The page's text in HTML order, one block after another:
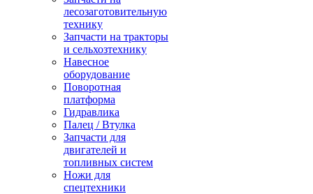
лесозаготовительную
технику
Запчасти на тракторы
и сельхозтехнику
Навесное
оборудование
Поворотная
платформа
Гидравлика
Палец / Втулка
Запчасти для
двигателей и
топливных систем
Ножи для
спецтехники